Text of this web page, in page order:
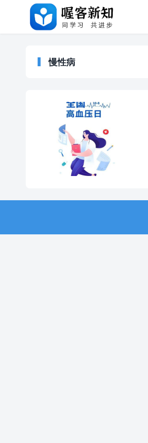
慢性病